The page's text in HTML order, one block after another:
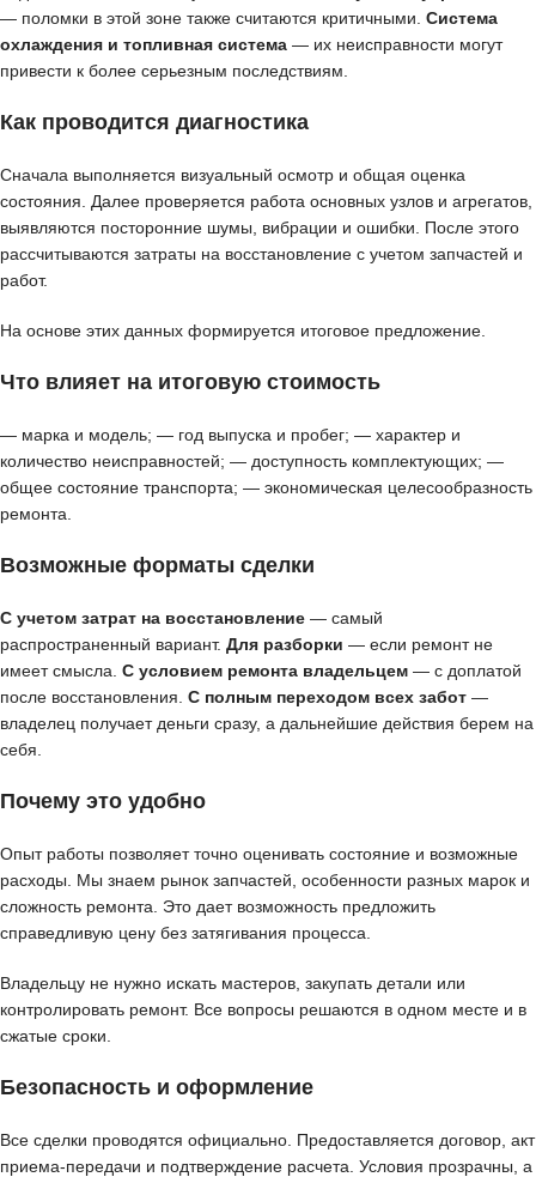
— поломки в этой зоне также считаются критичными. Система
охлаждения и топливная система — их неисправности могут
привести к более серьезным последствиям.
Как проводится диагностика
Сначала выполняется визуальный осмотр и общая оценка
состояния. Далее проверяется работа основных узлов и агрегатов,
выявляются посторонние шумы, вибрации и ошибки. После этого
рассчитываются затраты на восстановление с учетом запчастей и
работ.
На основе этих данных формируется итоговое предложение.
Что влияет на итоговую стоимость
— марка и модель; — год выпуска и пробег; — характер и
количество неисправностей; — доступность комплектующих; —
общее состояние транспорта; — экономическая целесообразность
ремонта.
Возможные форматы сделки
С учетом затрат на восстановление — самый
распространенный вариант. Для разборки — если ремонт не
имеет смысла. С условием ремонта владельцем — с доплатой
после восстановления. С полным переходом всех забот —
владелец получает деньги сразу, а дальнейшие действия берем на
себя.
Почему это удобно
Опыт работы позволяет точно оценивать состояние и возможные
расходы. Мы знаем рынок запчастей, особенности разных марок и
сложность ремонта. Это дает возможность предложить
справедливую цену без затягивания процесса.
Владельцу не нужно искать мастеров, закупать детали или
контролировать ремонт. Все вопросы решаются в одном месте и в
сжатые сроки.
Безопасность и оформление
Все сделки проводятся официально. Предоставляется договор, акт
приема-передачи и подтверждение расчета. Условия прозрачны, а